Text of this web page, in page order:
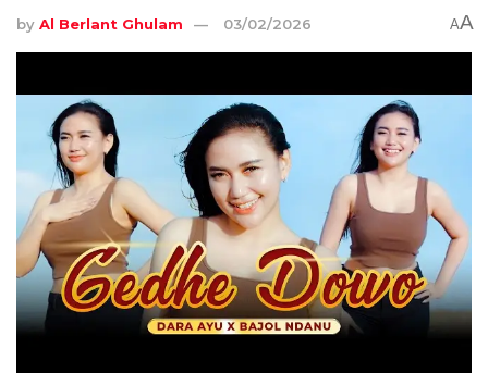
by Al Berlant Ghulam 03/02/2026 AA